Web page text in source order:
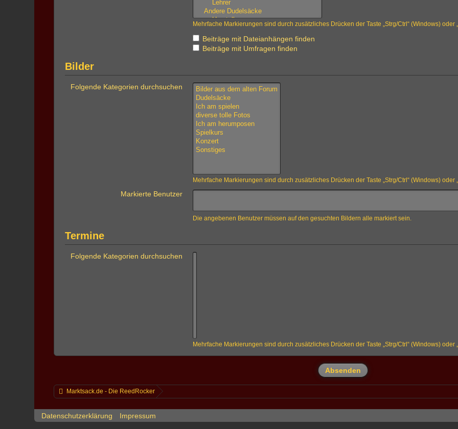
Mehrfache Markierungen sind durch zusätzliches Drücken der Taste „Strg/Ctrl“ (Windows) oder
Beiträge mit Dateianhängen finden
Beiträge mit Umfragen finden
Bilder
Folgende Kategorien durchsuchen
Mehrfache Markierungen sind durch zusätzliches Drücken der Taste „Strg/Ctrl“ (Windows) oder
Markierte Benutzer
Die angebenen Benutzer müssen auf den gesuchten Bildern alle markiert sein.
Termine
Folgende Kategorien durchsuchen
Mehrfache Markierungen sind durch zusätzliches Drücken der Taste „Strg/Ctrl“ (Windows) oder
Marktsack.de - Die ReedRocker
Datenschutzerklärung Impressum